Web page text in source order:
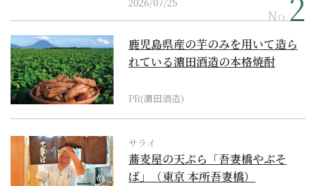
No.
鹿児島県産の芋のみを用いて造ら
れている濵田酒造の本格焼酎
PR(濵田酒造)
サライ
蕎麦屋の天ぷら「吾妻橋やぶそ
ば」（東京 本所吾妻橋）